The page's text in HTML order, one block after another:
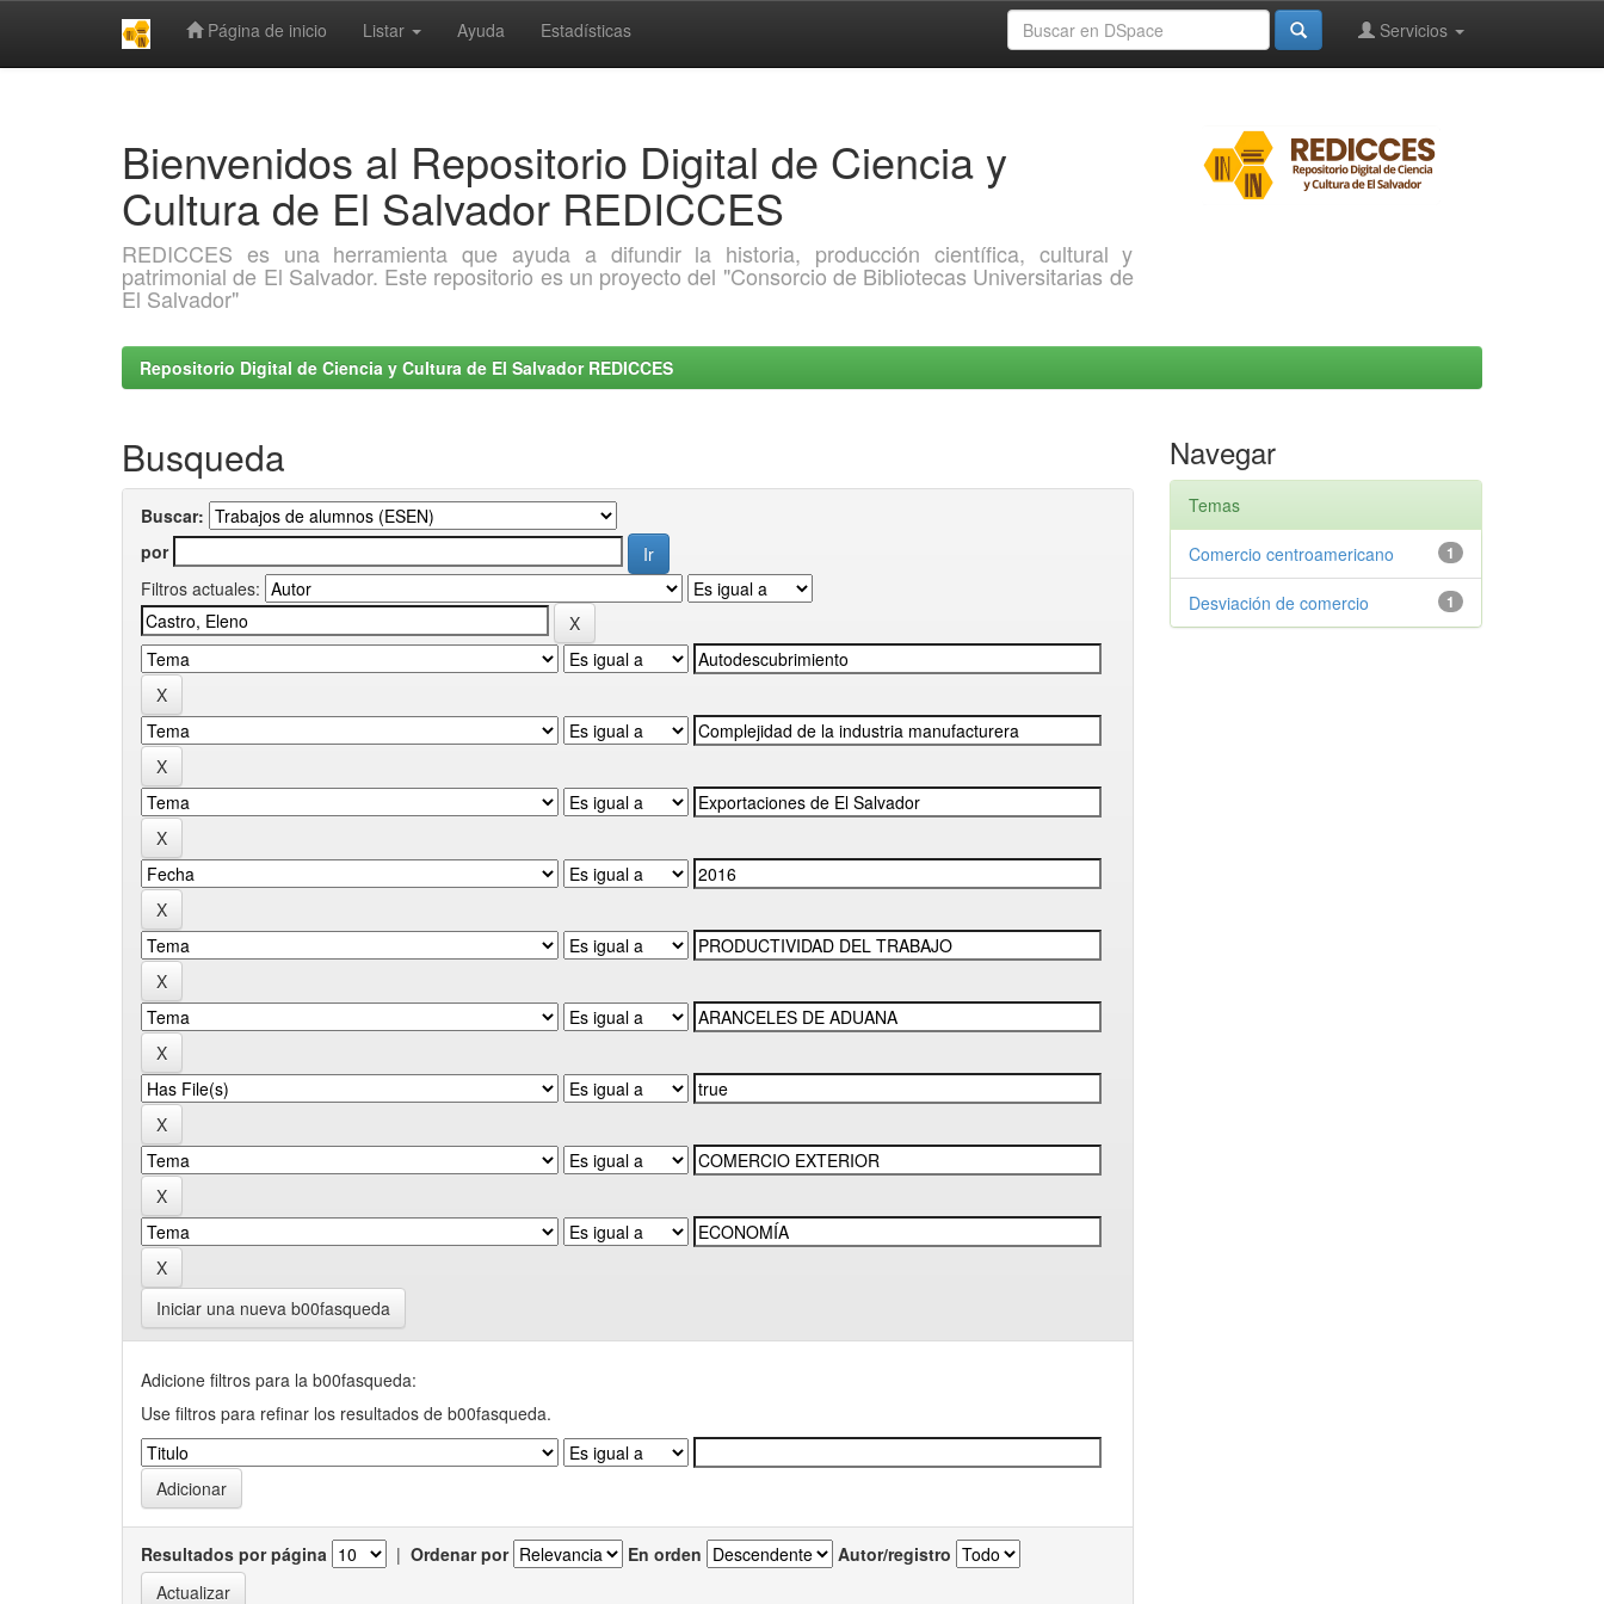
Página de inicio Listar Ayuda Estadísticas Servicios
Bienvenidos al Repositorio Digital de Ciencia y
Cultura de El Salvador REDICCES
REDICCES es una herramienta que ayuda a difundir la historia, producción científica, cultural y
patrimonial de El Salvador. Este repositorio es un proyecto del "Consorcio de Bibliotecas Universitarias de
El Salvador"
Repositorio Digital de Ciencia y Cultura de El Salvador REDICCES
Busqueda
Buscar:
por
Filtros actuales:
Iniciar una nueva b00fasqueda
Adicione filtros para la b00fasqueda:
Use filtros para refinar los resultados de b00fasqueda.
Resultados por página | Ordenar por En orden Autor/registro
Navegar
Temas
1
Comercio centroamericano
1
Desviación de comercio